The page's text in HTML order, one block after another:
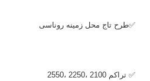
✅طرح تاج محل زمینه روناسی
✅ تراکم 2100 ،2250 ،2550